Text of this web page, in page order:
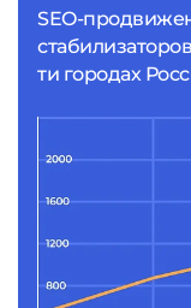
SEO-
ти городах